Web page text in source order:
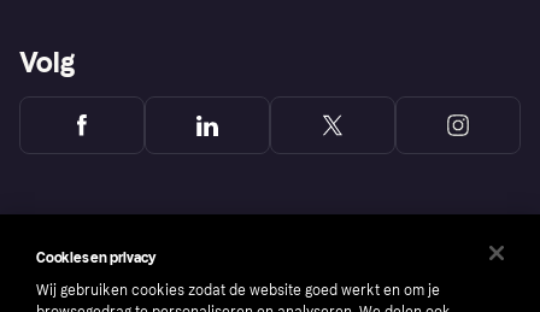
Volg
Cookies en privacy
Wij gebruiken cookies zodat de website goed werkt en om je